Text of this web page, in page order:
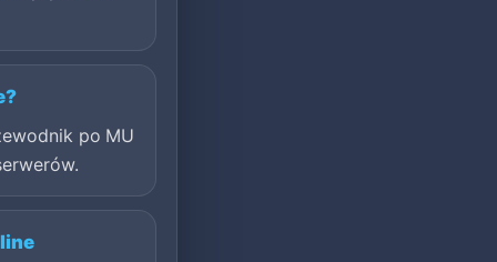
po MU